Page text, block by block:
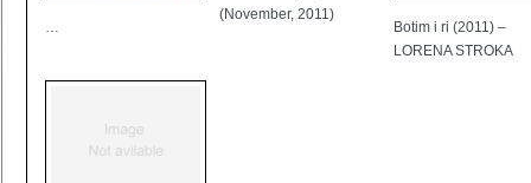
…
(November, 2011)
Botim i ri (2011) –
LORENA STROKA